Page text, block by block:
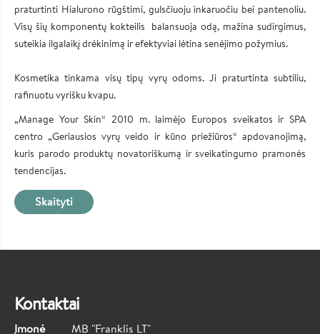
praturtinti Hialurono rūgštimi, gulsčiuoju inkaruočiu bei pantenoliu.
Visų šių komponentų kokteilis balansuoja odą, mažina sudirgimus,
suteikia ilgalaikį drėkinimą ir efektyviai lėtina senėjimo požymius.
Kosmetika tinkama visų tipų vyrų odoms. Ji praturtinta subtiliu,
rafinuotu vyrišku kvapu.
„Manage Your Skin“ 2010 m. laimėjo Europos sveikatos ir SPA
centro „Geriausios vyrų veido ir kūno priežiūros“ apdovanojimą,
kuris parodo produktų novatoriškumą ir sveikatingumo pramonės
tendencijas.
Skaityti
Kontaktai
Įmonė MB "Franklis LT"